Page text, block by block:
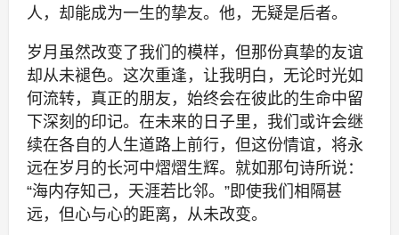
人，却能成为一生的挚友。他，无疑是后者。
岁月虽然改变了我们的模样，但那份真挚的友谊
却从未褪色。这次重逢，让我明白，无论时光如
何流转，真正的朋友，始终会在彼此的生命中留
下深刻的印记。在未来的日子里，我们或许会继
续在各自的人生道路上前行，但这份情谊，将永
远在岁月的长河中熠熠生辉。就如那句诗所说：
“海内存知己，天涯若比邻。”即使我们相隔甚
远，但心与心的距离，从未改变。